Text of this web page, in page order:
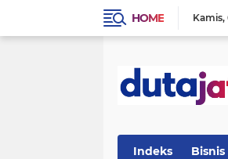
HOME Kamis
Indeks Bisnis